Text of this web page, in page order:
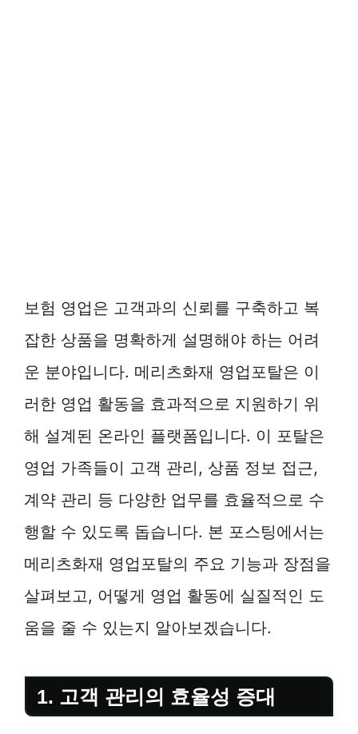
보험 영업은 고객과의 신뢰를 구축하고 복
잡한 상품을 명확하게 설명해야 하는 어려
운 분야입니다. 메리츠화재 영업포탈은 이
러한 영업 활동을 효과적으로 지원하기 위
해 설계된 온라인 플랫폼입니다. 이 포탈은
영업 가족들이 고객 관리, 상품 정보 접근,
계약 관리 등 다양한 업무를 효율적으로 수
행할 수 있도록 돕습니다. 본 포스팅에서는
메리츠화재 영업포탈의 주요 기능과 장점을
살펴보고, 어떻게 영업 활동에 실질적인 도
움을 줄 수 있는지 알아보겠습니다.
1. 고객 관리의 효율성 증대